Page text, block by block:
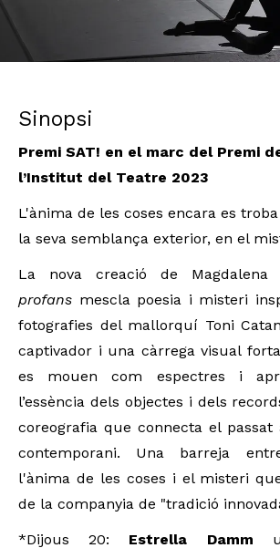
Sinopsi
Premi SAT! en el marc del Premi
l’Institut del Teatre 2023
L'ànima de les coses encara es
la seva semblança exterior, en el
La nova creació de
profans mescla poesia i misteri
fotografies del mallorquí Toni
captivador i una càrrega visual
es mouen com espectres i
l’essència dels objectes i dels
coreografia que connecta el passat
contemporani. Una barreja
l'ànima de les coses i el misteri
de la companyia de "tradició
*Dijous 20: Estrella Damm